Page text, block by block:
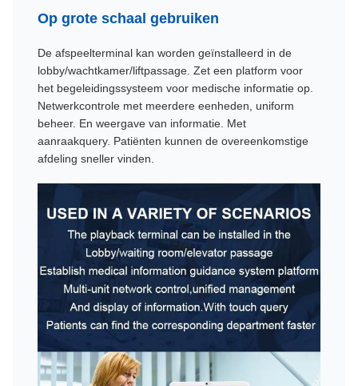
Op grote schaal gebruiken
De afspeelterminal kan worden geïnstalleerd in de
lobby/wachtkamer/liftpassage. Zet een platform voor
het begeleidingssysteem voor medische informatie op.
Netwerkcontrole met meerdere eenheden, uniform
beheer. En weergave van informatie. Met
aanraakquery. Patiënten kunnen de overeenkomstige
afdeling sneller vinden.